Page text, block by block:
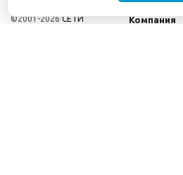
©2001-2026СЕТИ
Компания